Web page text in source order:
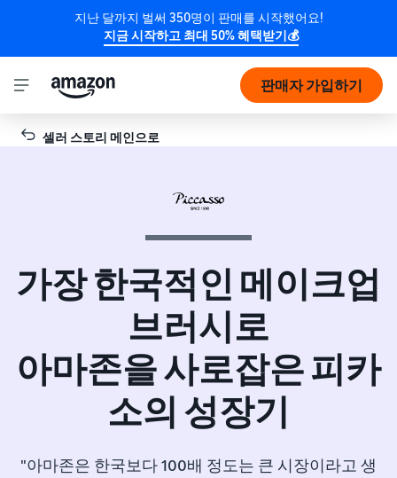
지난 달까지 벌써 350명이 판매를 시작했어요!
지금 시작하고 최대 50% 혜택받기💰
판매자 가입하기
셀러 스토리 메인으로
가장 한국적인 메이크업
브러시로
아마존을 사로잡은 피카
소의 성장기
"아마존은 한국보다 100배 정도는 큰 시장이라고 생